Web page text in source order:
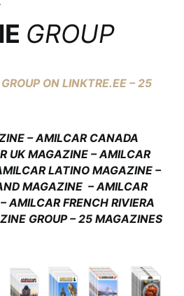
GROUP
ON LINKTRE.EE – 25
– AMILCAR CANADA
UK MAGAZINE – AMILCAR
LATINO MAGAZINE –
MAGAZINE – AMILCAR
AMILCAR FRENCH RIVIERA
GROUP – 25 MAGAZINES